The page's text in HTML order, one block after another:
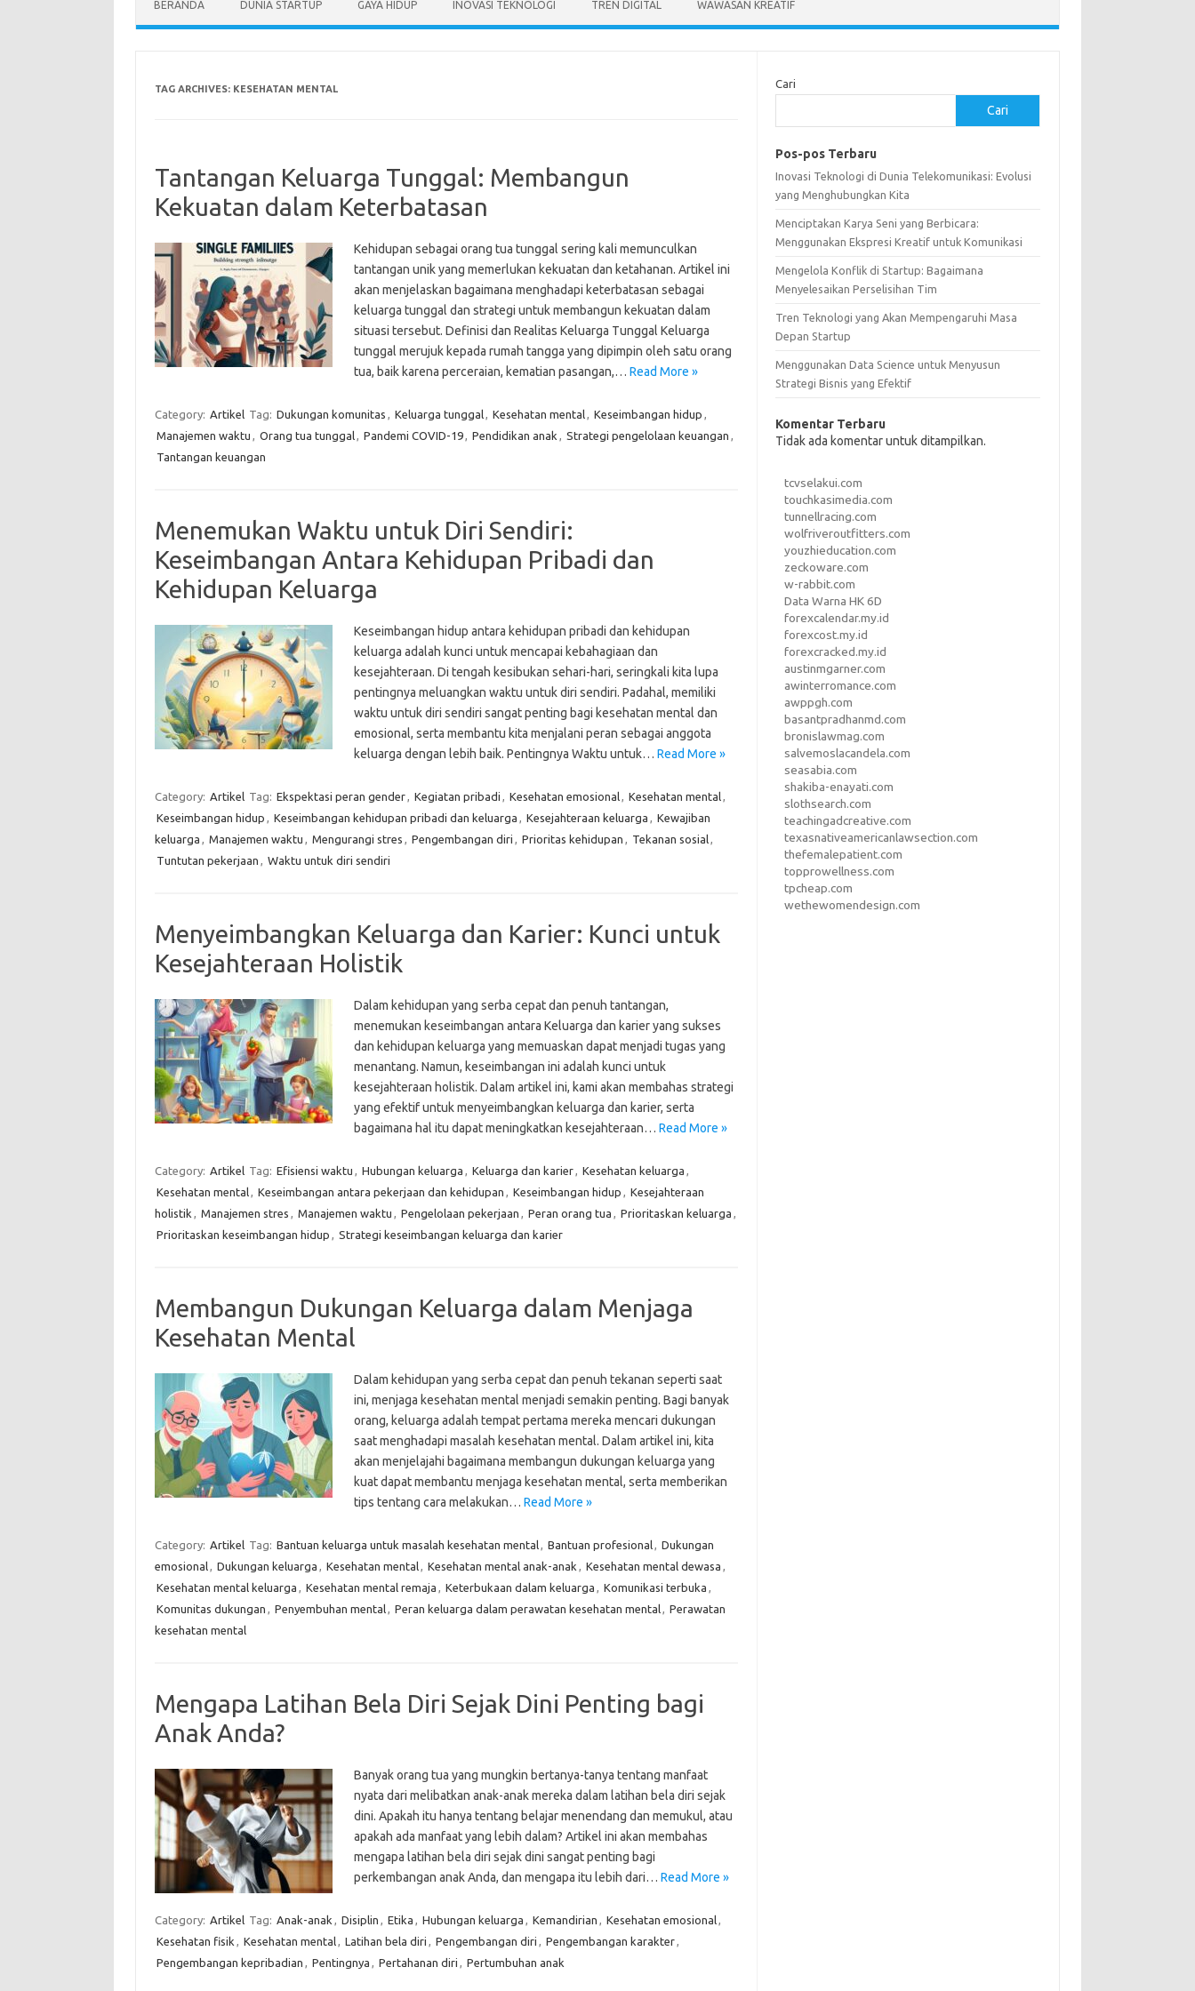
BERANDA DUNIA STARTUP GAYA HIDUP INOVASI TEKNOLOGI TREN DIGITAL WAWASAN KREATIF
TAG ARCHIVES: KESEHATAN MENTAL
Tantangan Keluarga Tunggal: Membangun
Kekuatan dalam Keterbatasan
Kehidupan sebagai orang tua tunggal sering kali memunculkan
tantangan unik yang memerlukan kekuatan dan ketahanan. Artikel ini
akan menjelaskan bagaimana menghadapi keterbatasan sebagai
keluarga tunggal dan strategi untuk membangun kekuatan dalam
situasi tersebut. Definisi dan Realitas Keluarga Tunggal Keluarga
tunggal merujuk kepada rumah tangga yang dipimpin oleh satu orang
tua, baik karena perceraian, kematian pasangan,… Read More »
Category: Artikel Tag: Dukungan komunitas , Keluarga tunggal, Kesehatan mental, Keseimbangan hidup ,
Manajemen waktu , Orang tua tunggal, Pandemi COVID-19, Pendidikan anak , Strategi pengelolaan keuangan ,
Tantangan keuangan
Menemukan Waktu untuk Diri Sendiri:
Keseimbangan Antara Kehidupan Pribadi dan
Kehidupan Keluarga
Keseimbangan hidup antara kehidupan pribadi dan kehidupan
keluarga adalah kunci untuk mencapai kebahagiaan dan
kesejahteraan. Di tengah kesibukan sehari-hari, seringkali kita lupa
pentingnya meluangkan waktu untuk diri sendiri. Padahal, memiliki
waktu untuk diri sendiri sangat penting bagi kesehatan mental dan
emosional, serta membantu kita menjalani peran sebagai anggota
keluarga dengan lebih baik. Pentingnya Waktu untuk… Read More »
Category: Artikel Tag: Ekspektasi peran gender, Kegiatan pribadi , Kesehatan emosional, Kesehatan mental,
Keseimbangan hidup , Keseimbangan kehidupan pribadi dan keluarga , Kesejahteraan keluarga , Kewajiban
keluarga , Manajemen waktu , Mengurangi stres , Pengembangan diri , Prioritas kehidupan , Tekanan sosial,
Tuntutan pekerjaan , Waktu untuk diri sendiri
Menyeimbangkan Keluarga dan Karier: Kunci untuk
Kesejahteraan Holistik
Dalam kehidupan yang serba cepat dan penuh tantangan,
menemukan keseimbangan antara Keluarga dan karier yang sukses
dan kehidupan keluarga yang memuaskan dapat menjadi tugas yang
menantang. Namun, keseimbangan ini adalah kunci untuk
kesejahteraan holistik. Dalam artikel ini, kami akan membahas strategi
yang efektif untuk menyeimbangkan keluarga dan karier, serta
bagaimana hal itu dapat meningkatkan kesejahteraan… Read More »
Category: Artikel Tag: Efisiensi waktu , Hubungan keluarga , Keluarga dan karier, Kesehatan keluarga ,
Kesehatan mental, Keseimbangan antara pekerjaan dan kehidupan , Keseimbangan hidup , Kesejahteraan
holistik , Manajemen stres , Manajemen waktu , Pengelolaan pekerjaan , Peran orang tua , Prioritaskan keluarga ,
Prioritaskan keseimbangan hidup , Strategi keseimbangan keluarga dan karier
Membangun Dukungan Keluarga dalam Menjaga
Kesehatan Mental
Dalam kehidupan yang serba cepat dan penuh tekanan seperti saat
ini, menjaga kesehatan mental menjadi semakin penting. Bagi banyak
orang, keluarga adalah tempat pertama mereka mencari dukungan
saat menghadapi masalah kesehatan mental. Dalam artikel ini, kita
akan menjelajahi bagaimana membangun dukungan keluarga yang
kuat dapat membantu menjaga kesehatan mental, serta memberikan
tips tentang cara melakukan… Read More »
Category: Artikel Tag: Bantuan keluarga untuk masalah kesehatan mental, Bantuan profesional, Dukungan
emosional, Dukungan keluarga , Kesehatan mental, Kesehatan mental anak-anak , Kesehatan mental dewasa ,
Kesehatan mental keluarga , Kesehatan mental remaja , Keterbukaan dalam keluarga , Komunikasi terbuka ,
Komunitas dukungan , Penyembuhan mental, Peran keluarga dalam perawatan kesehatan mental, Perawatan
kesehatan mental
Mengapa Latihan Bela Diri Sejak Dini Penting bagi
Anak Anda?
Banyak orang tua yang mungkin bertanya-tanya tentang manfaat
nyata dari melibatkan anak-anak mereka dalam latihan bela diri sejak
dini. Apakah itu hanya tentang belajar menendang dan memukul, atau
apakah ada manfaat yang lebih dalam? Artikel ini akan membahas
mengapa latihan bela diri sejak dini sangat penting bagi
perkembangan anak Anda, dan mengapa itu lebih dari… Read More »
Category: Artikel Tag: Anak-anak , Disiplin , Etika , Hubungan keluarga , Kemandirian , Kesehatan emosional,
Kesehatan fisik , Kesehatan mental, Latihan bela diri , Pengembangan diri , Pengembangan karakter,
Pengembangan kepribadian , Pentingnya , Pertahanan diri , Pertumbuhan anak
Cari
Cari
Pos-pos Terbaru
Inovasi Teknologi di Dunia Telekomunikasi: Evolusi
yang Menghubungkan Kita
Menciptakan Karya Seni yang Berbicara:
Menggunakan Ekspresi Kreatif untuk Komunikasi
Mengelola Konflik di Startup: Bagaimana
Menyelesaikan Perselisihan Tim
Tren Teknologi yang Akan Mempengaruhi Masa
Depan Startup
Menggunakan Data Science untuk Menyusun
Strategi Bisnis yang Efektif
Komentar Terbaru
Tidak ada komentar untuk ditampilkan.
tcvselakui.com
touchkasimedia.com
tunnellracing.com
wolfriveroutfitters.com
youzhieducation.com
zeckoware.com
w-rabbit.com
Data Warna HK 6D
forexcalendar.my.id
forexcost.my.id
forexcracked.my.id
austinmgarner.com
awinterromance.com
awppgh.com
basantpradhanmd.com
bronislawmag.com
salvemoslacandela.com
seasabia.com
shakiba-enayati.com
slothsearch.com
teachingadcreative.com
texasnativeamericanlawsection.com
thefemalepatient.com
topprowellness.com
tpcheap.com
wethewomendesign.com